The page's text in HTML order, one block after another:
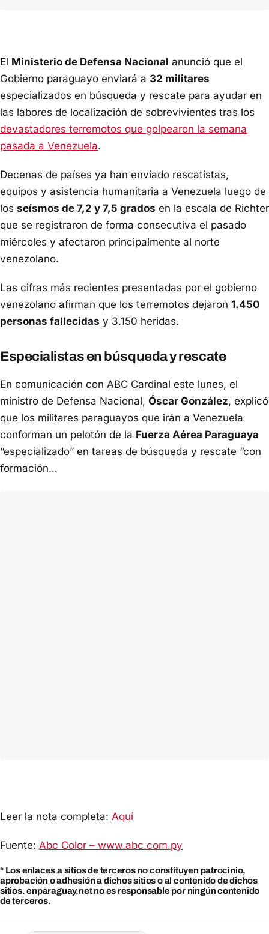
El Ministerio de Defensa Nacional anunció que el
Gobierno paraguayo enviará a 32 militares
especializados en búsqueda y rescate para ayudar en
las labores de localización de sobrevivientes tras los
devastadores terremotos que golpearon la semana
pasada a Venezuela.
Decenas de países ya han enviado rescatistas,
equipos y asistencia humanitaria a Venezuela luego de
los seísmos de 7,2 y 7,5 grados en la escala de Richter
que se registraron de forma consecutiva el pasado
miércoles y afectaron principalmente al norte
venezolano.
Las cifras más recientes presentadas por el gobierno
venezolano afirman que los terremotos dejaron 1.450
personas fallecidas y 3.150 heridas.
Especialistas en búsqueda y rescate
En comunicación con ABC Cardinal este lunes, el
ministro de Defensa Nacional, Óscar González, explicó
que los militares paraguayos que irán a Venezuela
conforman un pelotón de la Fuerza Aérea Paraguaya
“especializado” en tareas de búsqueda y rescate “con
formación…
Leer la nota completa: Aquí
Fuente: Abc Color – www.abc.com.py
* Los enlaces a sitios de terceros no constituyen patrocinio,
aprobación o adhesión a dichos sitios o al contenido de dichos
sitios. enparaguay.net no es responsable por ningún contenido
de terceros.